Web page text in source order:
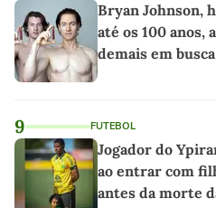
Bryan Johnson,
até os 100 anos,
demais em
9 FUTEBOL
Jogador do
ao entrar com
antes da morte